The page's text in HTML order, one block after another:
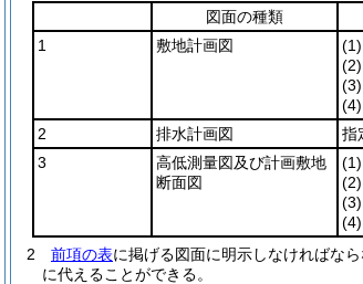
図面の種類
1
敷地計画図 (1)
(2)
(3)
(4)
2
排水計画図
指
3
高低測量図及び計画敷地
断面図
(1)
(2)
(3)
(4)
2
前項の表に掲げる図面に明示しなければな
に代えることができる。